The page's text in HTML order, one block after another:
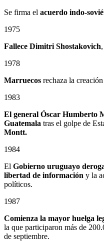
Se firma el acuerdo indo-
1975
Fallece Dimitri Shostakovich
1978
Marruecos rechaza la
1983
El general Óscar Humberto
Guatemala tras el golpe de
Montt.
1984
El Gobierno uruguayo
libertad de información y la
políticos.
1987
Comienza la mayor huelga
la que participaron más de
de septiembre.